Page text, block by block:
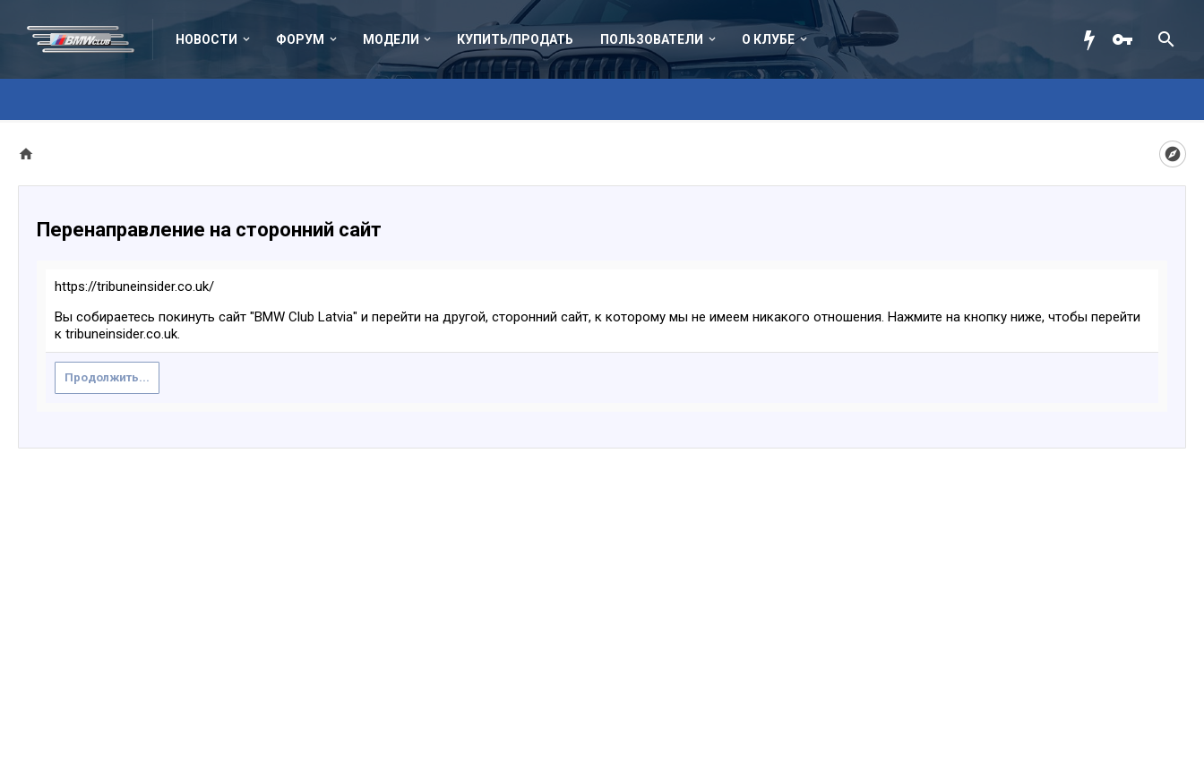
НОВОСТИ ФОРУМ МОДЕЛИ КУПИТЬ/ПРОДАТЬ ПОЛЬЗОВАТЕЛИ О КЛУБЕ
Перенаправление на сторонний сайт
https://tribuneinsider.co.uk/
Вы собираетесь покинуть сайт "BMW Club Latvia" и перейти на другой, сторонний сайт, к которому мы не имеем никакого отношения. Нажмите на кнопку ниже, чтобы перейти
к tribuneinsider.co.uk.
Продолжить...